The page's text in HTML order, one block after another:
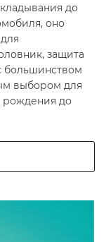
до
оно
защита
большинством
выбором для
рождения до